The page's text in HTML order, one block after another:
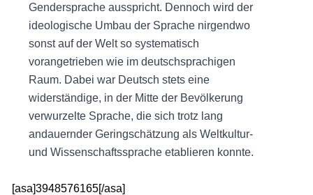
Gendersprache ausspricht. Dennoch wird der
ideologische Umbau der Sprache nirgendwo
sonst auf der Welt so systematisch
vorangetrieben wie im deutschsprachigen
Raum. Dabei war Deutsch stets eine
widerständige, in der Mitte der Bevölkerung
verwurzelte Sprache, die sich trotz lang
andauernder Geringschätzung als Weltkultur-
und Wissenschaftssprache etablieren konnte.
[asa]3948576165[/asa]